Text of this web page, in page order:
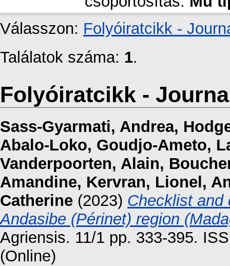
Válasszon: Folyóiratcikk -
Találatok száma: 1.
Folyóiratcikk -
Sass-Gyarmati, Andrea,
Abalo-Loko, Goudjo-Ameto,
Vanderpoorten, Alain,
Amandine, Kervran, Lionel ,
Catherine (2023) Checklist and
Andasibe (Périnet) region
Agriensis. 11/1 pp. 333-395.
(Online)